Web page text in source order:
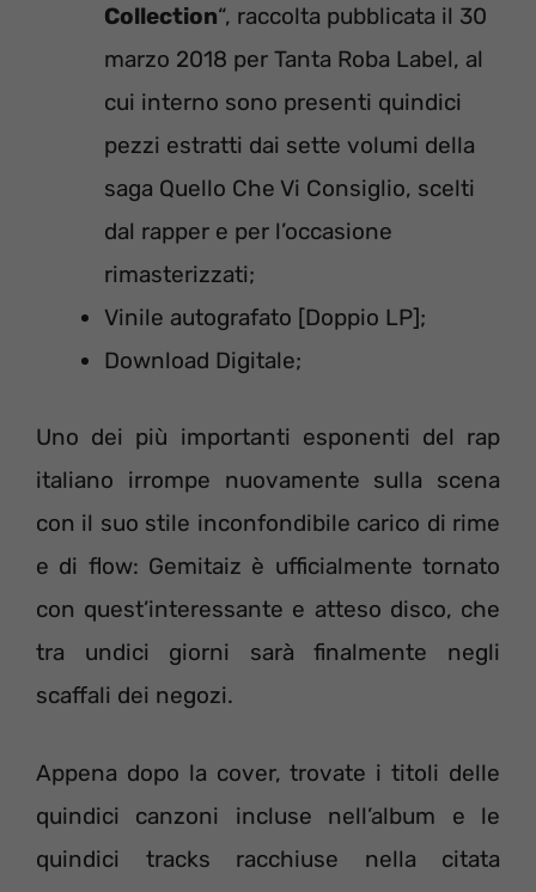
Collection“, raccolta pubblicata il 30
marzo 2018 per Tanta Roba Label, al
cui interno sono presenti quindici
pezzi estratti dai sette volumi della
saga Quello Che Vi Consiglio, scelti
dal rapper e per l’occasione
rimasterizzati;
Vinile autografato [Doppio LP];
Download Digitale;
Uno dei più importanti esponenti del rap
italiano irrompe nuovamente sulla scena
con il suo stile inconfondibile carico di rime
e di flow: Gemitaiz è ufficialmente tornato
con quest’interessante e atteso disco, che
tra undici giorni sarà finalmente negli
scaffali dei negozi.
Appena dopo la cover, trovate i titoli delle
quindici canzoni incluse nell’album e le
quindici tracks racchiuse nella citata